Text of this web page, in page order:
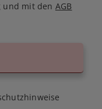
und mit den AGB